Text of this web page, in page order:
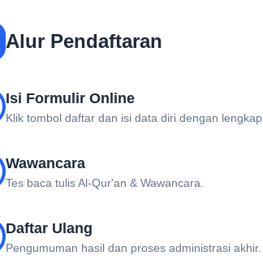
Alur Pendaftaran
Isi Formulir Online
Klik tombol daftar dan isi data diri dengan lengkap.
Wawancara
Tes baca tulis Al-Qur'an & Wawancara.
Daftar Ulang
Pengumuman hasil dan proses administrasi akhir.